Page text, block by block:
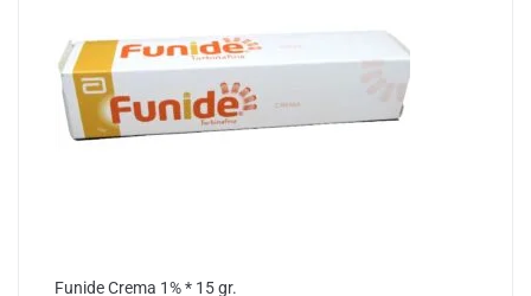
Funide Crema 1% * 15 gr.